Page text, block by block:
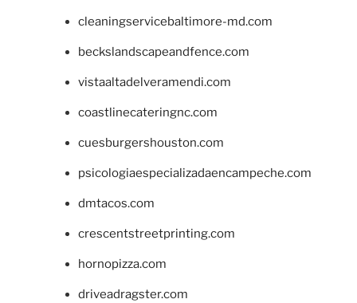
cleaningservicebaltimore-md.com
beckslandscapeandfence.com
vistaaltadelveramendi.com
coastlinecateringnc.com
cuesburgershouston.com
psicologiaespecializadaencampeche.com
dmtacos.com
crescentstreetprinting.com
hornopizza.com
driveadragster.com